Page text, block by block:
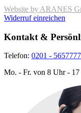
Website by ARANES
Widerruf einreichen
Kontakt &
Telefon: 0201 -
Mo. - Fr. von 8 Uhr -